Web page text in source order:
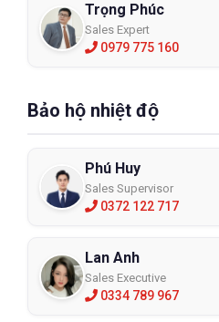
Trọng Phúc
Sales Expert
0979 775 160
Bảo hộ nhiệt độ
Phú Huy
Sales Supervisor
0372 122 717
Lan Anh
Sales Executive
0334 789 967